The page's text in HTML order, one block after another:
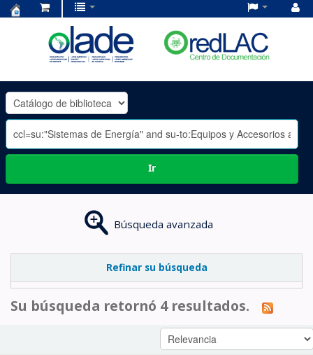
OLADE
-
Ir
Búsqueda avanzada
Refinar su búsqueda
Su búsqueda retornó 4 resultados.